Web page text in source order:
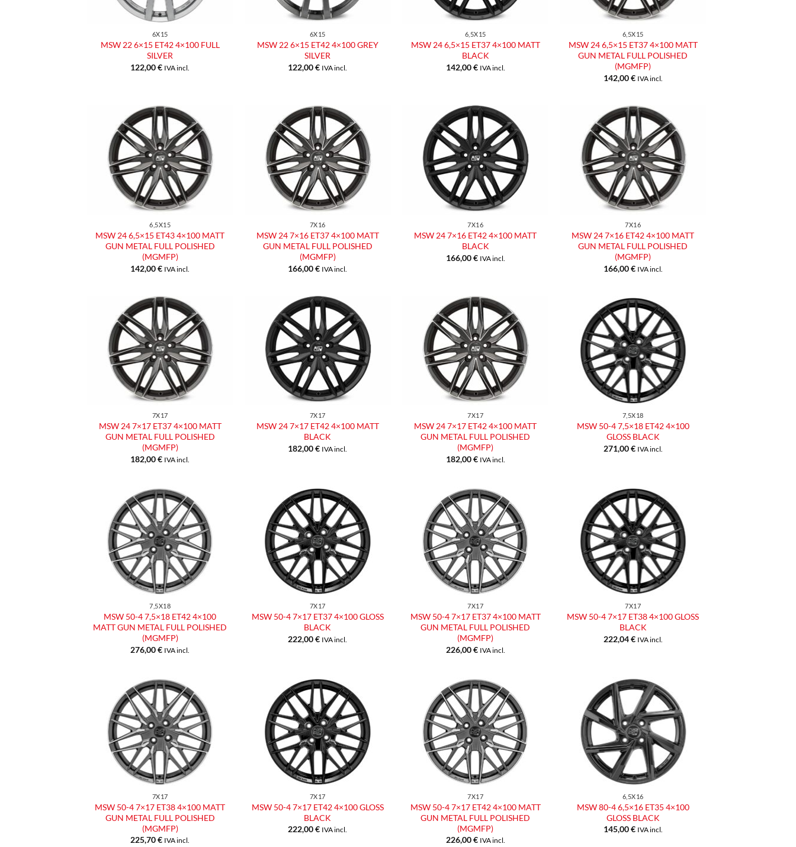
6X15
MSW 22 6×15 ET42 4×100 FULL
SILVER
122,00€ IVA incl.
6X15
MSW 22 6×15 ET42 4×100 GREY
SILVER
122,00€ IVA incl.
6,5X15
MSW 24 6,5×15 ET37 4×100 MATT
BLACK
142,00€ IVA incl.
6,5X15
MSW 24 6,5×15 ET37 4×100 MATT
GUN METAL FULL POLISHED
(MGMFP)
142,00€ IVA incl.
Aggiungi
alla lista
dei
desideri
6,5X15
MSW 24 6,5×15 ET43 4×100 MATT
GUN METAL FULL POLISHED
(MGMFP)
142,00€ IVA incl.
Aggiungi
alla lista
dei
desideri
7X16
MSW 24 7×16 ET37 4×100 MATT
GUN METAL FULL POLISHED
(MGMFP)
166,00€ IVA incl.
Aggiungi
alla lista
dei
desideri
7X16
MSW 24 7×16 ET42 4×100 MATT
BLACK
166,00€ IVA incl.
Aggiungi
alla lista
dei
desideri
7X16
MSW 24 7×16 ET42 4×100 MATT
GUN METAL FULL POLISHED
(MGMFP)
166,00€ IVA incl.
Aggiungi
alla lista
dei
desideri
7X17
MSW 24 7×17 ET37 4×100 MATT
GUN METAL FULL POLISHED
(MGMFP)
182,00€ IVA incl.
Aggiungi
alla lista
dei
desideri
7X17
MSW 24 7×17 ET42 4×100 MATT
BLACK
182,00€ IVA incl.
Aggiungi
alla lista
dei
desideri
7X17
MSW 24 7×17 ET42 4×100 MATT
GUN METAL FULL POLISHED
(MGMFP)
182,00€ IVA incl.
Aggiungi
alla lista
dei
desideri
7,5X18
MSW 50-4 7,5×18 ET42 4×100
GLOSS BLACK
271,00€ IVA incl.
Aggiungi
alla lista
dei
desideri
7,5X18
MSW 50-4 7,5×18 ET42 4×100
MATT GUN METAL FULL POLISHED
(MGMFP)
276,00€ IVA incl.
Aggiungi
alla lista
dei
desideri
7X17
MSW 50-4 7×17 ET37 4×100 GLOSS
BLACK
222,00€ IVA incl.
Aggiungi
alla lista
dei
desideri
7X17
MSW 50-4 7×17 ET37 4×100 MATT
GUN METAL FULL POLISHED
(MGMFP)
226,00€ IVA incl.
Aggiungi
alla lista
dei
desideri
7X17
MSW 50-4 7×17 ET38 4×100 GLOSS
BLACK
222,04€ IVA incl.
Aggiungi
alla lista
dei
desideri
7X17
MSW 50-4 7×17 ET38 4×100 MATT
GUN METAL FULL POLISHED
(MGMFP)
225,70€ IVA incl.
Aggiungi
alla lista
dei
desideri
7X17
MSW 50-4 7×17 ET42 4×100 GLOSS
BLACK
222,00€ IVA incl.
Aggiungi
alla lista
dei
desideri
7X17
MSW 50-4 7×17 ET42 4×100 MATT
GUN METAL FULL POLISHED
(MGMFP)
226,00€ IVA incl.
Aggiungi
alla lista
dei
desideri
6,5X16
MSW 80-4 6,5×16 ET35 4×100
GLOSS BLACK
145,00€ IVA incl.